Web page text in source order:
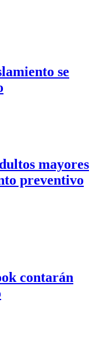
se
mayores
preventivo
contarán